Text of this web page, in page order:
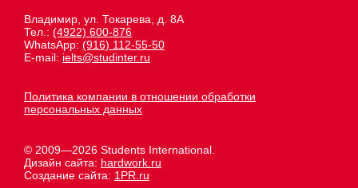
Владимир, ул. Токарева, д. 8А
Тел.: (4922) 600-876
WhatsApp: (916) 112-55-50
E-mail: ielts@studinter.ru
Политика компании в отношении обработки
персональных данных
© 2009—2026 Students International.
Дизайн сайта: hardwork.ru
Создание сайта: 1PR.ru